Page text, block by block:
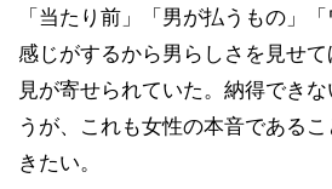
「当たり前」「男が払うもの」
感じがするから男らしさを見せ
見が寄せられていた。納得でき
うが、これも女性の本音である
きたい。